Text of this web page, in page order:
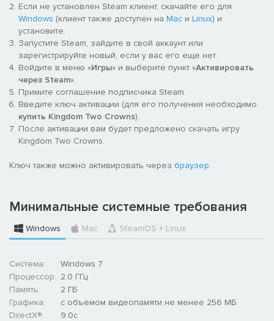
Сегунат: отправляйтесь в земли, созданные по образу и
подобию феодальной Японии. Станьте непобедимым
воином (или даже воительницей), заручитесь поддержкой
ниндзя, командуйте войсками, оседлав настоящего цилиня, и
напишите новый «трактат о стратегии», пока будете выбивать
отряды Жадности из бамбуковых рощ.
Мы продолжим развивать мир Kingdom Two Crowns и после
релиза, добавляя новые возможности для исследования и
открытий, новые вызовы вашему мастерству стратега и
новые тематические дополнения, которые позволят вам по-
новому взглянуть на искусство управления страной.
Вызов брошен: неважно, опытный вы правитель или только
одна корона хорошо, а две лучше!
Если не установлен Steam клиент, скачайте его для
Windows (клиент также доступен на Mac и Linux) и
установите.
Запустите Steam, зайдите в свой аккаунт или
зарегистрируйте новый, если у вас его еще нет.
Войдите в меню «Игры» и выберите пункт «Активировать
через Steam».
Примите соглашение подписчика Steam.
Введите ключ активации (для его получения необходимо
купить Kingdom Two Crowns).
После активации вам будет предложено скачать игру
Kingdom Two Crowns.
Ключ также можно активировать через браузер.
Минимальные системные требования
Windows Mac SteamOS + Linux
Система:
Windows 7
Процессор: 2.0 ГГц
Память:
2 ГБ
Графика:
с объемом видеопамяти не менее 256 МБ
DirectX®:
9.0c